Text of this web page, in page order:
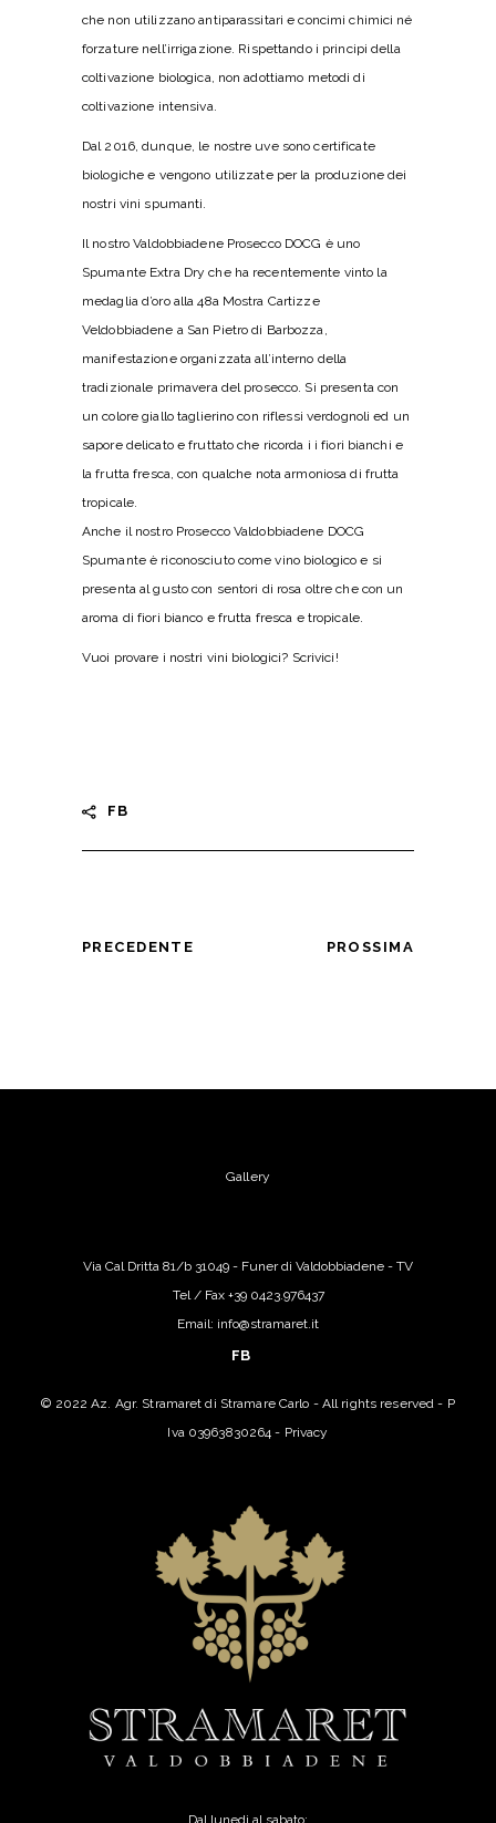
che non utilizzano antiparassitari e concimi chimici né
forzature nell’irrigazione. Rispettando i principi della
coltivazione biologica, non adottiamo metodi di
coltivazione intensiva.
Dal 2016, dunque, le nostre uve sono certificate
biologiche e vengono utilizzate per la produzione dei
nostri vini spumanti.
Il nostroValdobbiadene Prosecco DOCG è uno
Spumante Extra Dry che ha recentemente vinto la
medaglia d’oro alla 48a Mostra Cartizze
Veldobbiadene a San Pietro di Barbozza,
manifestazione organizzata all’interno della
tradizionale primavera del prosecco. Si presenta con
un colore giallo taglierino con riflessi verdognoli ed un
sapore delicato e fruttato che ricorda i i fiori bianchi e
la frutta fresca, con qualche nota armoniosa di frutta
tropicale.
Anche il nostro Prosecco Valdobbiadene DOCG
Spumanteè riconosciuto come vino biologico e si
presenta al gusto con sentori di rosa oltre che con un
aroma di fiori bianco e frutta fresca e tropicale.
Vuoi provare i nostri vini biologici? Scrivici!
FB
PRECEDENTE PROSSIMA
Gallery
Via Cal Dritta 81/b 31049 - Funer di Valdobbiadene - TV
Tel / Fax +39 0423.976437
Email: info@stramaret.it
FB
© 2022 Az. Agr. Stramaret di Stramare Carlo - All rights reserved - P
Iva 03963830264 - Privacy